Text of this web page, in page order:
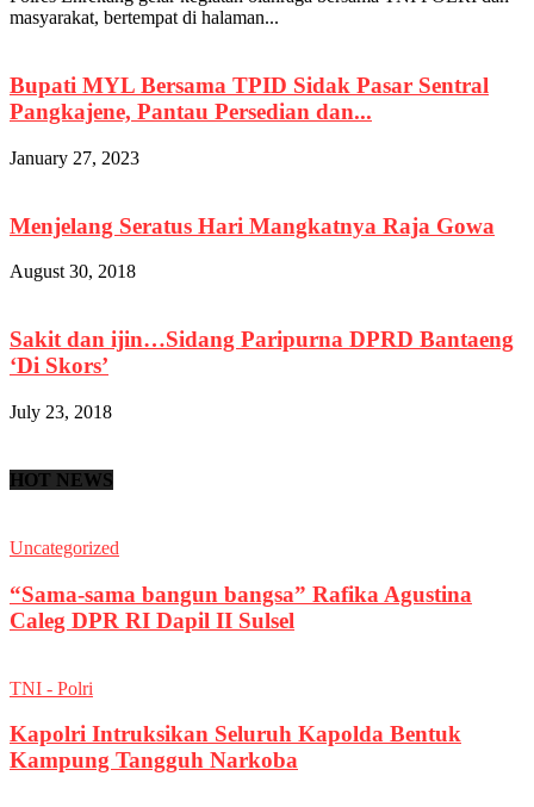
masyarakat, bertempat di halaman...
Bupati MYL Bersama TPID Sidak Pasar Sentral
Pangkajene, Pantau Persedian dan...
January 27, 2023
Menjelang Seratus Hari Mangkatnya Raja Gowa
August 30, 2018
Sakit dan ijin…Sidang Paripurna DPRD Bantaeng
‘Di Skors’
July 23, 2018
HOT NEWS
Uncategorized
“Sama-sama bangun bangsa” Rafika Agustina
Caleg DPR RI Dapil II Sulsel
TNI - Polri
Kapolri Intruksikan Seluruh Kapolda Bentuk
Kampung Tangguh Narkoba